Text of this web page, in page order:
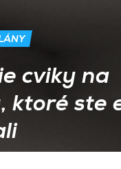
cviky na
ktoré ste